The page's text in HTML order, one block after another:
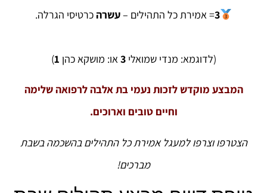
3= אמירת ‏כל התהילים –עשרהכרטיסי הגרלה.
(לדוגמא: מנדי שמואלי3או: מושקא כהן 1
)
המבצע מוקדש לזכות נעמי בת אלבה לרפואה שלימה
וחיים טובים וארוכים.
הצטרפו וצרפו למעגל אמירת כל התהילים בהשכמה בשבת
מברכים!